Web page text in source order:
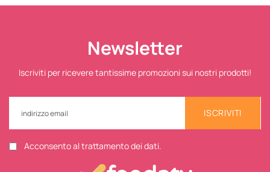
Newsletter
Iscriviti per ricevere tantissime promozioni sui nostri prodotti!
ISCRIVITI
Acconsento al trattamento dei dati.